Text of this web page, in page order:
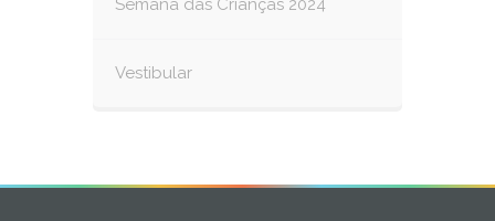
Semana das Crianças 2024
Vestibular